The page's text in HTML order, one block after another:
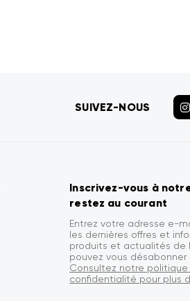
SUIVEZ-NOUS
Inscrivez-vous à
restez au courant
Entrez votre adresse e-
les dernières offres et
produits et actualités de
pouvez vous
Consultez notre politique
confidentialité pour plus